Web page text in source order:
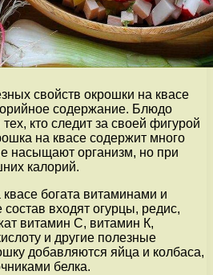
свойств окрошки на квасе
содержание. Блюдо
кто следит за своей фигурой
на квасе содержит много
насыщают организм, но при
калорий.
богата витаминами и
входят огурцы, редис,
витамин С, витамин К,
и другие полезные
добавляются яйца и колбаса,
белка.